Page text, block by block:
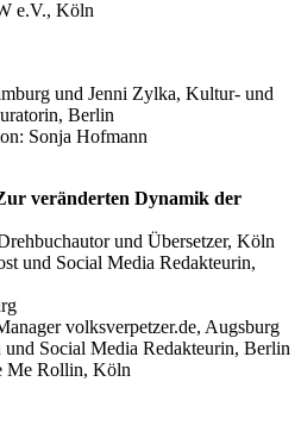
e.V., Köln
und Jenni Zylka, Kultur- und
Berlin
Sonja Hofmann
veränderten Dynamik der
und Übersetzer, Köln
und Social Media Redakteurin,
volksverpetzer.de, Augsburg
Social Media Redakteurin, Berlin
Me Rollin, Köln